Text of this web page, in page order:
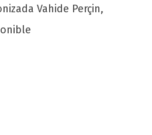
Vahide Perçin,